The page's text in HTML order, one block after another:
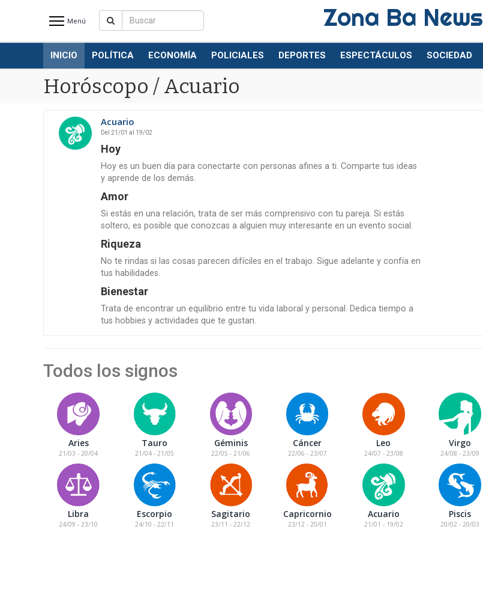
NOTICIAS RECIENTES
POLÍTICA
POLICIALES
DEPORTES
QUINIELAS Y LOTERIAS
HORARIOS DE VUELOS
TAPA DE LOS DIARIOS
CONDICIONES
SMARTPHONE
Zona Ba News
Menú
INICIO POLÍTICA ECONOMÍA POLICIALES DEPORTES ESPECTÁCULOS SOCIEDAD
Horóscopo / Acuario
Acuario
Del 21/01 al 19/02
Hoy
Hoy es un buen día para conectarte con personas afines a ti. Comparte tus ideas
y aprende de los demás.
Amor
Si estás en una relación, trata de ser más comprensivo con tu pareja. Si estás
soltero, es posible que conozcas a alguien muy interesante en un evento social.
Riqueza
No te rindas si las cosas parecen difíciles en el trabajo. Sigue adelante y confía en
tus habilidades.
Bienestar
Trata de encontrar un equilibrio entre tu vida laboral y personal. Dedica tiempo a
tus hobbies y actividades que te gustan.
Todos los signos
Aries
21/03 - 20/04
Tauro
21/04 - 21/05
Géminis
22/05 - 21/06
Cáncer
22/06 - 23/07
Leo
24/07 - 23/08
Virgo
24/08 - 23/09
Libra
24/09 - 23/10
Escorpio
24/10 - 22/11
Sagitario
23/11 - 22/12
Capricornio
23/12 - 20/01
Acuario
21/01 - 19/02
Piscis
20/02 - 20/03